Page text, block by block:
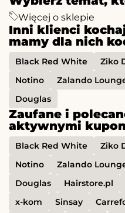
Więcej o sklepie
Inni klienci
mamy dla nich
Black Red White Ziko
Notino
Zalando
Douglas
Zaufane i
aktywnymi
Black Red White Ziko
Notino
Zalando
Douglas
Hairstore.pl
x-kom
Sinsay